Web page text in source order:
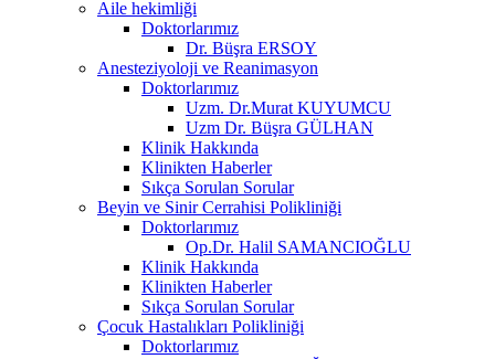
Aile hekimliği
Doktorlarımız
Dr. Büşra ERSOY
Anesteziyoloji ve Reanimasyon
Doktorlarımız
Uzm. Dr.Murat KUYUMCU
Uzm Dr. Büşra GÜLHAN
Klinik Hakkında
Klinikten Haberler
Sıkça Sorulan Sorular
Beyin ve Sinir Cerrahisi Polikliniği
Doktorlarımız
Op.Dr. Halil SAMANCIOĞLU
Klinik Hakkında
Klinikten Haberler
Sıkça Sorulan Sorular
Çocuk Hastalıkları Polikliniği
Doktorlarımız